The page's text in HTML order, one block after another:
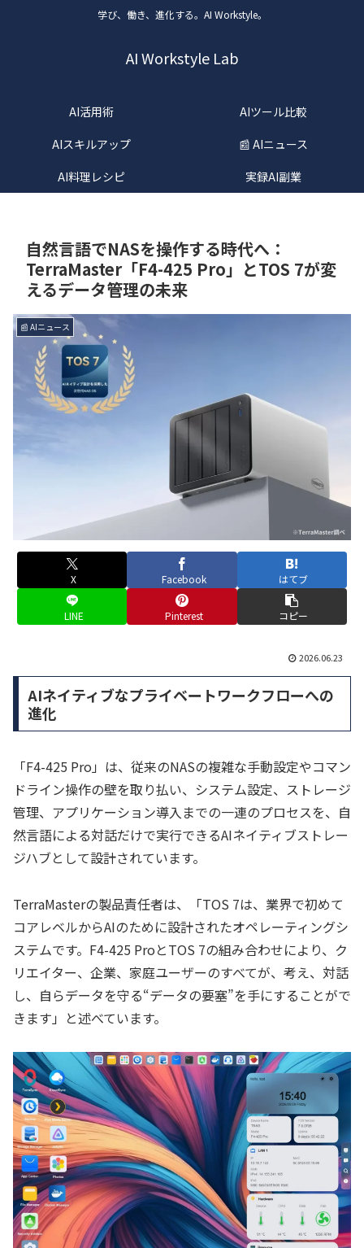
学び、働き、進化する。AI Workstyle。
AI Workstyle Lab
AI活用術
AIツール比較
AIスキルアップ
📰 AIニュース
AI料理レシピ
実録AI副業
自然言語でNASを操作する時代へ：
TerraMaster「F4-425 Pro」とTOS 7が変
えるデータ管理の未来
📰 AIニュース
X Facebook はてブ
LINE Pinterest コピー
2026.06.23
AIネイティブなプライベートワークフローへの
進化
「F4-425 Pro」は、従来のNASの複雑な手動設定やコマン
ドライン操作の壁を取り払い、システム設定、ストレージ
管理、アプリケーション導入までの一連のプロセスを、自
然言語による対話だけで実行できるAIネイティブストレー
ジハブとして設計されています。
TerraMasterの製品責任者は、「TOS 7は、業界で初めて
コアレベルからAIのために設計されたオペレーティングシ
ステムです。F4-425 ProとTOS 7の組み合わせにより、ク
リエイター、企業、家庭ユーザーのすべてが、考え、対話
し、自らデータを守る“データの要塞”を手にすることがで
きます」と述べています。